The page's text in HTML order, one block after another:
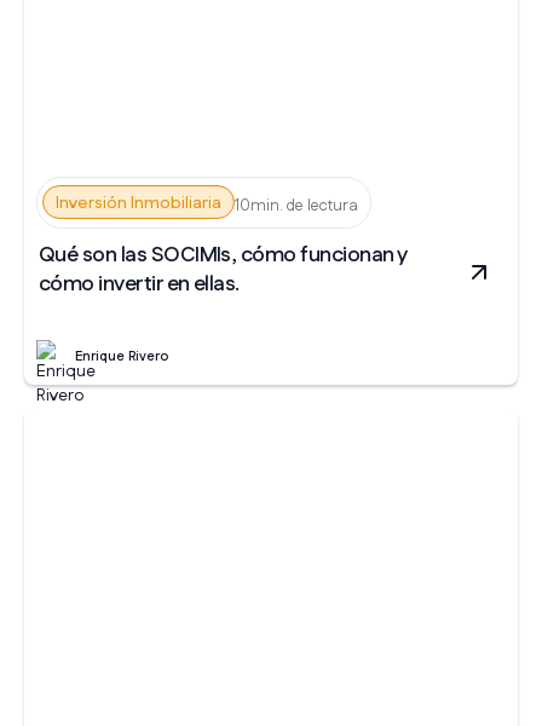
Inversión Inmobiliaria 10min. de lectura
Qué son las SOCIMIs, cómo funcionan y
cómo invertir en ellas.
Enrique Rivero